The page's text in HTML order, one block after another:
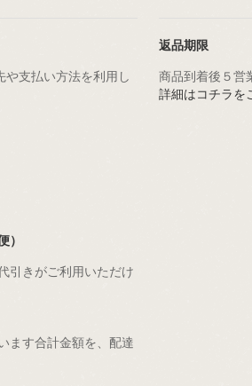
支払い方法を利用し
）
引きがご利用いただけ
ます合計金額を、配達
返品期限
商品到着後５営
詳細はコチラを